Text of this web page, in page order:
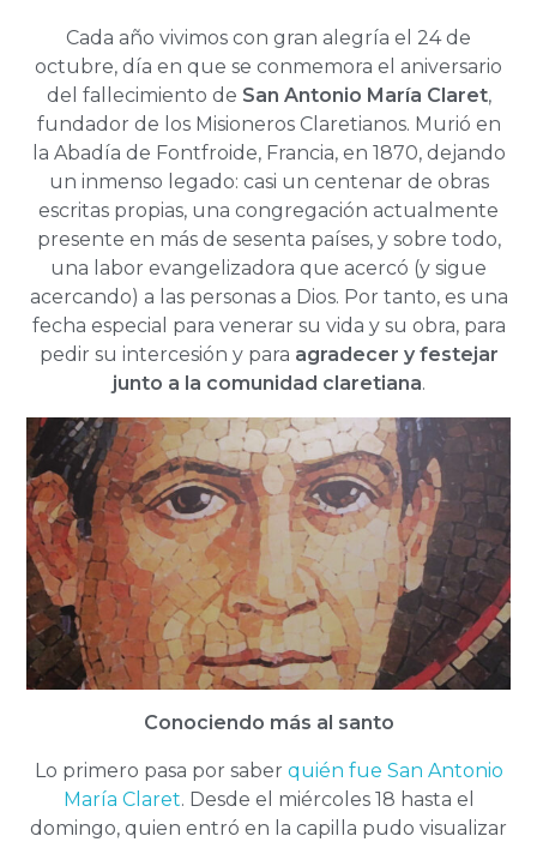
Cada año vivimos con gran alegría el 24 de
octubre, día en que se conmemora el aniversario
del fallecimiento de San Antonio María Claret,
fundador de los Misioneros Claretianos. Murió en
la Abadía de Fontfroide, Francia, en 1870, dejando
un inmenso legado: casi un centenar de obras
escritas propias, una congregación actualmente
presente en más de sesenta países, y sobre todo,
una labor evangelizadora que acercó (y sigue
acercando) a las personas a Dios. Por tanto, es una
fecha especial para venerar su vida y su obra, para
pedir su intercesión y para agradecer y festejar
junto a la comunidad claretiana.
Conociendo más al santo
Lo primero pasa por saber quién fue San Antonio
María Claret. Desde el miércoles 18 hasta el
domingo, quien entró en la capilla pudo visualizar